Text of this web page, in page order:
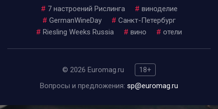
# 7 настроений Рислинга # виноделие
# GermanWineDay # Санкт-Петербург
# Riesling Weeks Russia # вино # отели
© 2026 Euromag.ru
18+
Вопросы и предложения: sp@euromag.ru